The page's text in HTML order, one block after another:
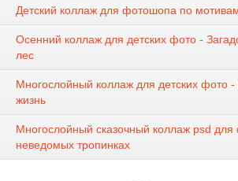
Детский коллаж для фотошопа по
Осенний коллаж для детских фото -
лес
Многослойный коллаж для детских фото -
жизнь
Многослойный сказочный коллаж psd
неведомых тропинках